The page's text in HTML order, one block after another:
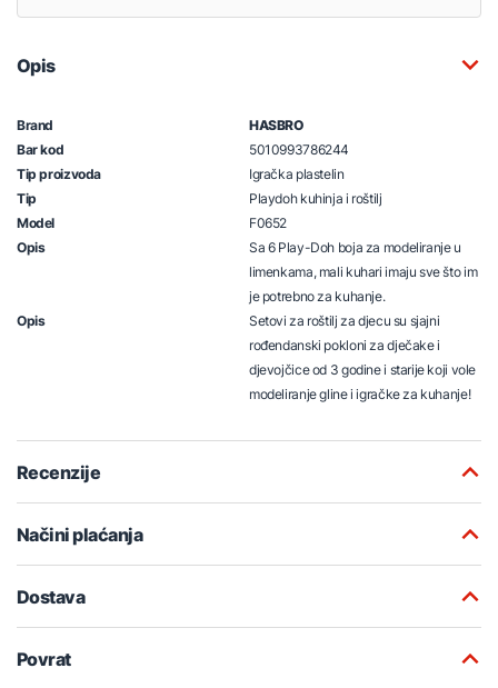
Opis
Brand
HASBRO
Bar kod
5010993786244
Tip proizvoda
Igračka plastelin
Tip
Playdoh kuhinja i roštilj
Model
F0652
Opis
Sa 6 Play-Doh boja za modeliranje u
limenkama, mali kuhari imaju sve što im
je potrebno za kuhanje.
Opis
Setovi za roštilj za djecu su sjajni
rođendanski pokloni za dječake i
djevojčice od 3 godine i starije koji vole
modeliranje gline i igračke za kuhanje!
Recenzije
Načini plaćanja
Dostava
Povrat